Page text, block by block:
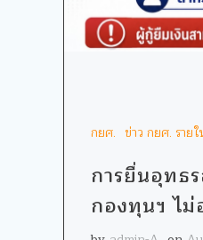
กยศ. ข่าว กยศ. ราย
การยื่นอุทธ
กองทุนฯ ไ